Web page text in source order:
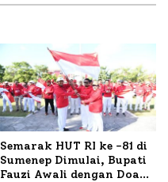
Semarak HUT RI ke -81 di
Sumenep Dimulai, Bupati
Fauzi Awali dengan Doa